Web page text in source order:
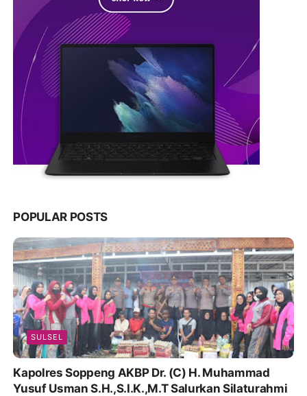
POPULAR POSTS
SULSEL
Kapolres Soppeng AKBP Dr. (C) H. Muhammad
Yusuf Usman S.H.,S.I.K.,M.T Salurkan Silaturahmi